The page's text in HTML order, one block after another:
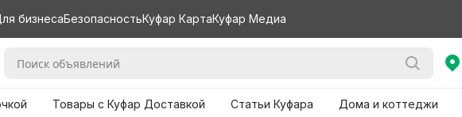
бизнесаБезопасностьКуфар КартаКуфар Медиа
Товары с Куфар Доставкой Статьи Куфара Дома и коттеджи